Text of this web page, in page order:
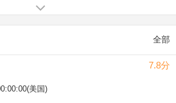
the inspiration came from VPL (visible
a shapewear revolution.
全部
7.8分
美国)